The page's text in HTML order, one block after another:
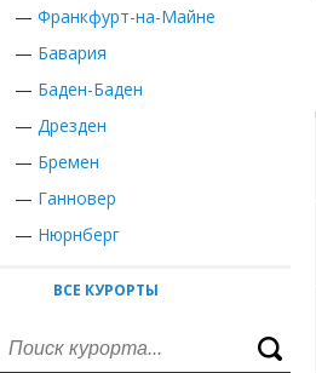
— Франкфурт-на-Майне
— Бавария
— Баден-Баден
— Дрезден
— Бремен
— Ганновер
— Нюрнберг
ВСЕ КУРОРТЫ